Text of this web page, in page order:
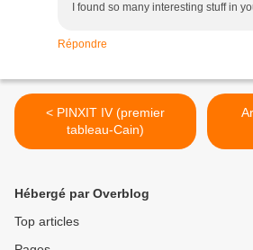
I found so many interesting stuff in
Répondre
< PINXIT IV (premier
tableau-Cain)
Hébergé par Overblog
Top articles